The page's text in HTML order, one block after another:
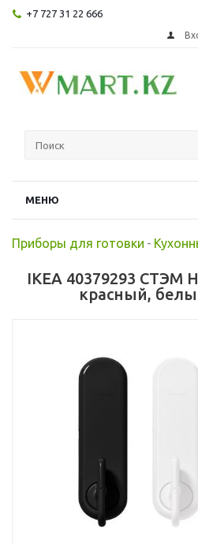
+7 727 31 22 666
МЕНЮ
Приборы для готовки -
IKEA 40379293 СТЭМ
красный,